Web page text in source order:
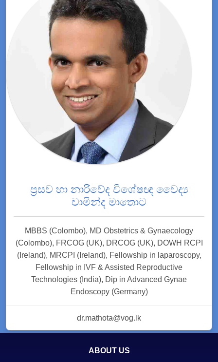
ප්‍රසව හා නාරිවේද විශේෂඥ වෛද්‍ය
චාමින්ද මාතොට
MBBS (Colombo), MD Obstetrics & Gynaecology
(Colombo), FRCOG (UK), DRCOG (UK), DOWH RCPI
(Ireland), MRCPI (Ireland), Fellowship in laparoscopy,
Fellowship in IVF & Assisted Reproductive
Technologies (India), Dip in Advanced Gynae
Endoscopy (Germany)
dr.mathota@vog.lk
ABOUT US